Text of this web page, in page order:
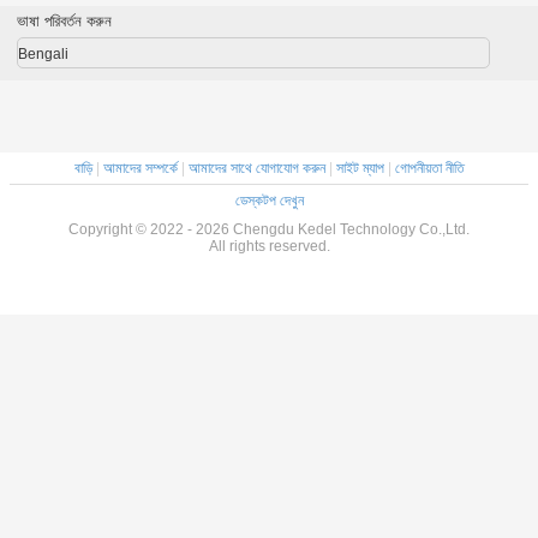
ভাষা পরিবর্তন করুন
Bengali
বাড়ি| আমাদের সম্পর্কে| আমাদের সাথে যোগাযোগ করুন| সাইট ম্যাপ| গোপনীয়তা নীতি
ডেস্কটপ দেখুন
Copyright © 2022 - 2026 Chengdu Kedel Technology Co.,Ltd.
All rights reserved.